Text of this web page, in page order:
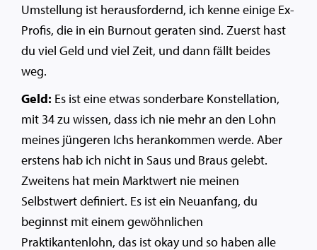
Umstellung ist herausfordernd, ich kenne einige Ex-
Profis, die in ein Burnout geraten sind. Zuerst hast
du viel Geld und viel Zeit, und dann fällt beides
weg.
Geld: Es ist eine etwas sonderbare Konstellation,
mit 34 zu wissen, dass ich nie mehr an den Lohn
meines jüngeren Ichs herankommen werde. Aber
erstens hab ich nicht in Saus und Braus gelebt.
Zweitens hat mein Marktwert nie meinen
Selbstwert definiert. Es ist ein Neuanfang, du
beginnst mit einem gewöhnlichen
Praktikantenlohn, das ist okay und so haben alle